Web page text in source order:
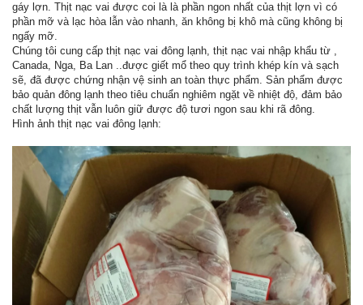
gáy lợn. Thịt nạc vai được coi là là phần ngon nhất của thịt lợn vì có
phần mỡ và lạc hòa lẫn vào nhanh, ăn không bị khô mà cũng không bị
ngấy mỡ.
Chúng tôi cung cấp thịt nạc vai đông lạnh, thịt nạc vai nhập khẩu từ ,
Canada, Nga, Ba Lan ..được giết mổ theo quy trình khép kín và sạch
sẽ, đã được chứng nhận vệ sinh an toàn thực phẩm. Sản phẩm được
bảo quản đông lạnh theo tiêu chuẩn nghiêm ngặt về nhiệt độ, đảm bảo
chất lượng thịt vẫn luôn giữ được độ tươi ngon sau khi rã đông.
Hình ảnh thịt nạc vai đông lạnh: